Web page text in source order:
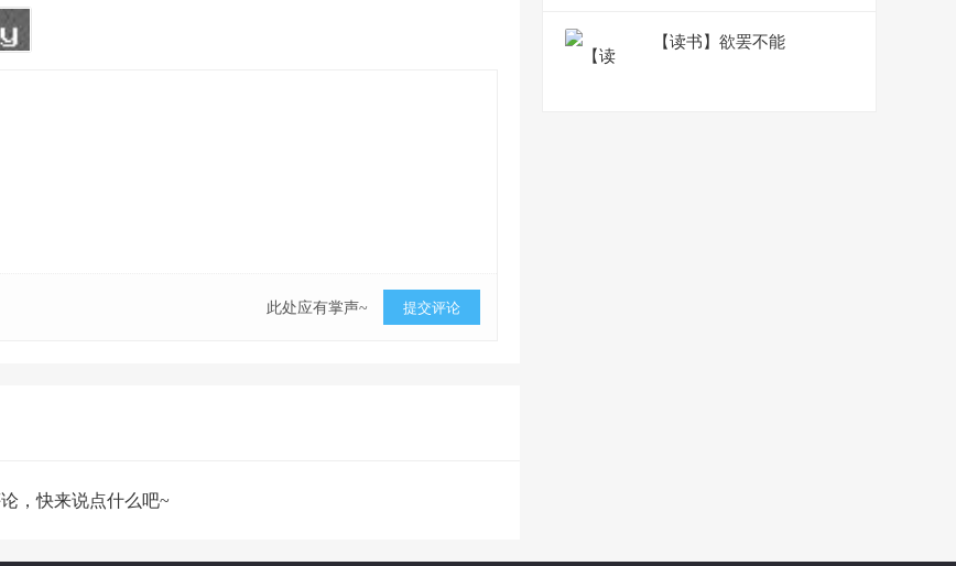
此处应有掌声~ 提交评论
，快来说点什么吧~
【读书】欲罢不能